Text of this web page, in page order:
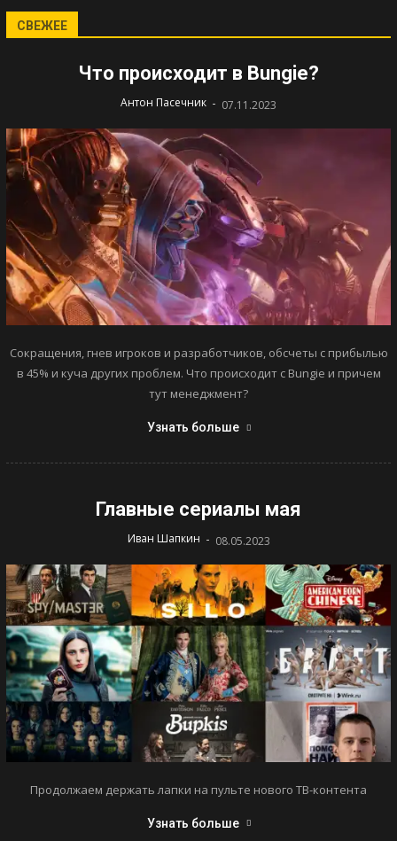
СВЕЖЕЕ
Что происходит в Bungie?
Антон Пасечник - 07.11.2023
Сокращения, гнев игроков и разработчиков, обсчеты с прибылью
в 45% и куча других проблем. Что происходит с Bungie и причем
тут менеджмент?
Узнать больше
Главные сериалы мая
Иван Шапкин - 08.05.2023
Продолжаем держать лапки на пульте нового ТВ-контента
Узнать больше